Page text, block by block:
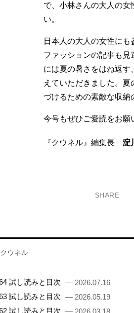
で、小林さんの大人の女
い。
日本人の大人の女性に
ファッションの記事も見
には夏の暑さをはね返す
えていただきました。
づけるための素敵な収納
今号もぜひご愛読をお願
『クウネル』編集長 淀
SHARE
クウネル
試し読みと目次 — 2026.07.16
試し読みと目次 — 2026.05.19
試し読みと目次 — 2026.03.18